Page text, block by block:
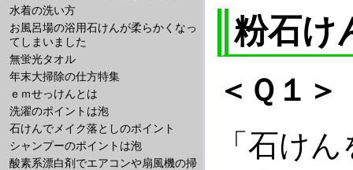
水着の洗い方
お風呂場の浴用石けんが柔らかくなっ
てしまいました
無蛍光タオル
年末大掃除の仕方特集
ｅｍせっけんとは
洗濯のポイントは泡
石けんでメイク落としのポイント
シャンプーのポイントは泡
酸素系漂白剤でエアコンや扇風機の掃
粉石け
＜Ｑ１＞
「石け